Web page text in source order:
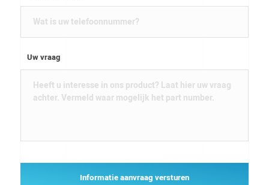
Uw vraag
Informatie aanvraag versturen